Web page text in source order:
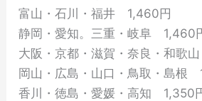
富山・石川・福井 1,460円
静岡・愛知。三重・岐阜 1,460
大阪・京都・滋賀・奈良・和歌
岡山・広島・山口・鳥取・島根
香川・徳島・愛媛・高知 1,350